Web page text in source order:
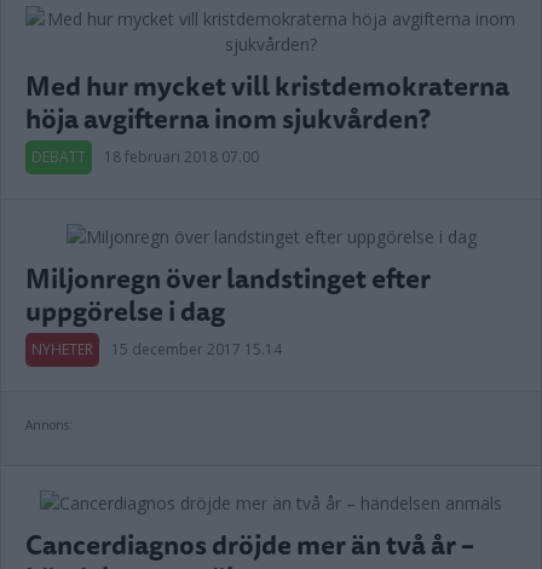
Med hur mycket vill kristdemokraterna
höja avgifterna inom sjukvården?
DEBATT 18 februari 2018 07.00
Miljonregn över landstinget efter
uppgörelse i dag
NYHETER 15 december 2017 15.14
Annons:
Cancerdiagnos dröjde mer än två år –